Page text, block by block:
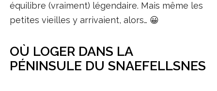
équilibre (vraiment) légendaire. Mais même les
petites vieilles y arrivaient, alors… 😀
OÙ LOGER DANS LA
PÉNINSULE DU SNAEFELLSNES